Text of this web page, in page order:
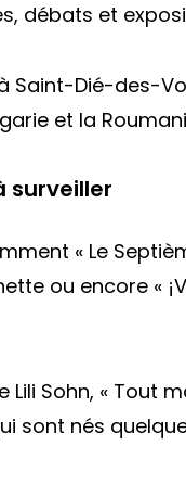
débats et
Saint-Dié-des-
et la
surveiller
« Le
ou encore «
Sohn, « Tout
sont nés